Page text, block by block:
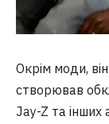
Окрім моди,
створював
Jay-Z та інших